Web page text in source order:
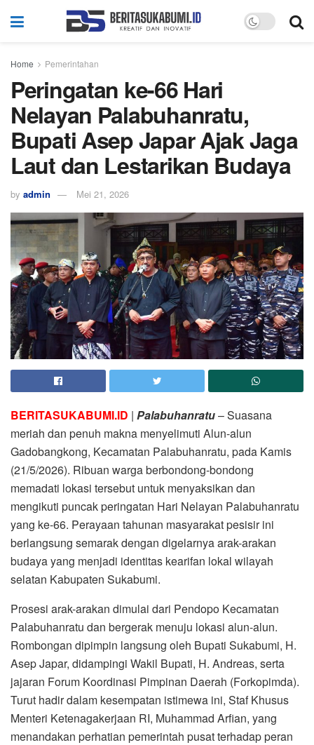
Home Pemerintahan
Peringatan ke-66 Hari
Nelayan Palabuhanratu,
Bupati Asep Japar Ajak Jaga
Laut dan Lestarikan Budaya
by admin Mei 21, 2026
BERITASUKABUMI.ID | Palabuhanratu– Suasana
meriah dan penuh makna menyelimuti Alun-alun
Gadobangkong, Kecamatan Palabuhanratu, pada Kamis
(21/5/2026). Ribuan warga berbondong-bondong
memadati lokasi tersebut untuk menyaksikan dan
mengikuti puncak peringatan Hari Nelayan Palabuhanratu
yang ke-66. Perayaan tahunan masyarakat pesisir ini
berlangsung semarak dengan digelarnya arak-arakan
budaya yang menjadi identitas kearifan lokal wilayah
selatan Kabupaten Sukabumi.
Prosesi arak-arakan dimulai dari Pendopo Kecamatan
Palabuhanratu dan bergerak menuju lokasi alun-alun.
Rombongan dipimpin langsung oleh Bupati Sukabumi, H.
Asep Japar, didampingi Wakil Bupati, H. Andreas, serta
jajaran Forum Koordinasi Pimpinan Daerah (Forkopimda).
Turut hadir dalam kesempatan istimewa ini, Staf Khusus
Menteri Ketenagakerjaan RI, Muhammad Arfian, yang
menandakan perhatian pemerintah pusat terhadap peran